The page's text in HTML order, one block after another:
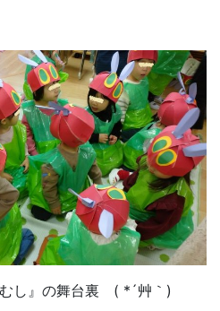
し』の舞台裏 ( *´艸｀)